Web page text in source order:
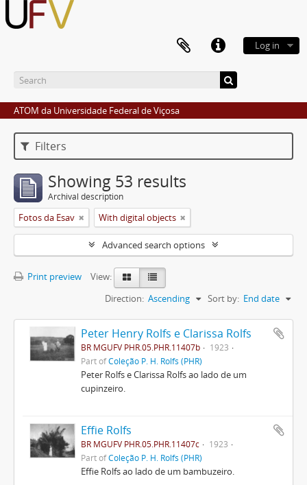
Log in
ATOM da Universidade Federal de Viçosa
Filters
Showing 53 results
Archival description
Fotos da Esav With digital objects
Advanced search options
Print preview
View:
Sort by: End date
Direction: Ascending
Peter Henry Rolfs e Clarissa Rolfs
BR MGUFV PHR.05.PHR.11407b
1923
Part ofColeção P. H. Rolfs (PHR)
Peter Rolfs e Clarissa Rolfs ao lado de um
cupinzeiro.
Effie Rolfs
BR MGUFV PHR.05.PHR.11407c
1923
Part ofColeção P. H. Rolfs (PHR)
Effie Rolfs ao lado de um bambuzeiro.